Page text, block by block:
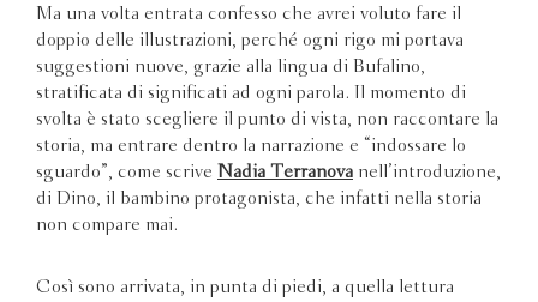
Ma una volta entrata confesso che avrei voluto fare il
doppio delle illustrazioni, perché ogni rigo mi portava
suggestioni nuove, grazie alla lingua di Bufalino,
stratificata di significati ad ogni parola. Il momento di
svolta è stato scegliere il punto di vista, non raccontare la
storia, ma entrare dentro la narrazione e “indossare lo
sguardo”, come scrive Nadia Terranova nell’introduzione,
di Dino, il bambino protagonista, che infatti nella storia
non compare mai.
Così sono arrivata, in punta di piedi, a quella lettura